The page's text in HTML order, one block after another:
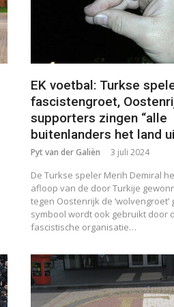
EK voetbal: Turkse
fascistengroet,
supporters zingen “alle
buitenlanders het land
Pyt van der Galiën 3 juli 2024
De Turkse speler Merih Demiral
afloop van de door Turkije
tegen Oostenrijk de ‘wolvengroet’
symbool wordt ook gebruikt door
fascistische organisatie…